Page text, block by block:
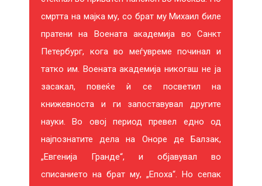
смртта на мајка му, со брат му Михаил биле
пратени на Воената академија во Санкт
Петербург, кога во меѓувреме починал и
татко им. Воената академија никогаш не ја
засакал, повеќе ѝ се посветил на
книжевноста и ги запоставувал другите
науки. Во овој период превел едно од
најпознатите дела на Оноре де Балзак,
„Евгенија Гранде“, и објавувал во
списанието на брат му, „Епоха“. Но сепак